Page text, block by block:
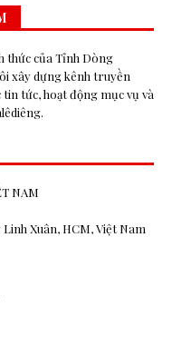
thức của Tỉnh Dòng
xây dựng kênh truyền
tức, hoạt động mục vụ và
NAM
Linh Xuân, HCM, Việt Nam